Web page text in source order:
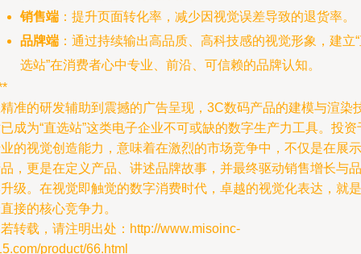
销售端 ：提升页面转化率，减少因视觉误差导致的退货率。
品牌端 ：通过持续输出高品质、高科技感的视觉形象，建立
选站”在消费者心中专业、前沿、可信赖的品牌认知。
准的研发辅助到震撼的广告呈现，3C数码产品的建模与渲染
成为“直选站”这类电子企业不可或缺的数字生产力工具。投资
的视觉创造能力，意味着在激烈的市场竞争中，不仅是在展示
，更是在定义产品、讲述品牌故事，并最终驱动销售增长与品
级。在视觉即触觉的数字消费时代，卓越的视觉化表达，就是
接的核心竞争力。
转载，请注明出处：http://www.misoinc-
product/66.html